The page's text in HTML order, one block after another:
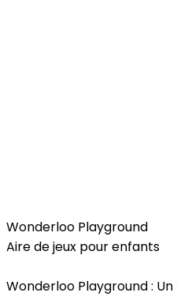
Wonderloo Playground
Aire de jeux pour enfants
Wonderloo Playground :